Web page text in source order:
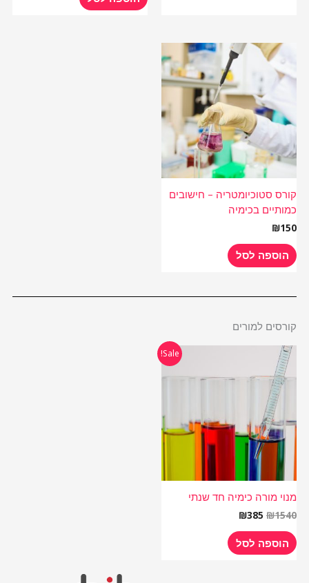
קורס סטוכיומטריה – חישובים
כמותיים בכימיה
₪150
הוספה לסל
קורסים למורים
Sale!
מנוי מורה כימיה חד שנתי
₪1540
היה:
₪385
הוספה לסל